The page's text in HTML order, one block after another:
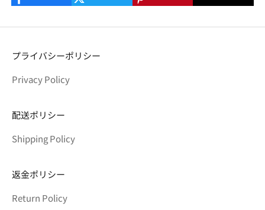
プライバシーポリシー
Privacy Policy
配送ポリシー
Shipping Policy
返金ポリシー
Return Policy